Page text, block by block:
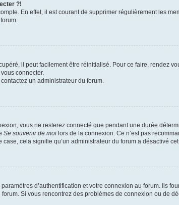
?!
En effet, il est courant de supprimer régulièrement les
il peut facilement être réinitialisé. Pour ce faire, rendez
connecter.
un administrateur du forum.
vous ne resterez connecté que pendant une durée
Se souvenir de moi lors de la connexion. Ce n’est pas
cela signifie qu’un administrateur du forum a désactivé
d’authentification et votre connexion au forum. Ils
Si vous rencontrez des problèmes de connexion ou de